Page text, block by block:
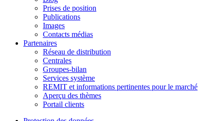
Prises de position
Publications
Images
Contacts médias
Partenaires
Réseau de distribution
Centrales
Groupes-bilan
Services système
REMIT et informations pertinentes pour le marché
Aperçu des thèmes
Portail clients